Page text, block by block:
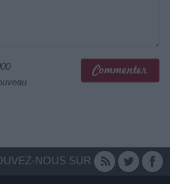
NOUS SUR